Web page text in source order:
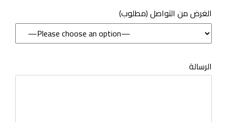
(مطلوب) الغرض من التواصل
الرسالة